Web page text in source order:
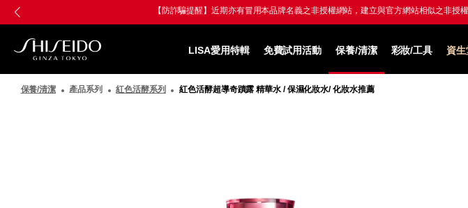
至
Skip
to
content
LINE導購享LINE POINTS 最高8%
生
LISA愛用特輯 免費試用活動 保養/清潔 彩妝/工具 資
保養/清潔 產品系列 紅色活酵系列 紅色活酵超導奇蹟露 精華水 / 保濕化妝水/ 化妝水推薦